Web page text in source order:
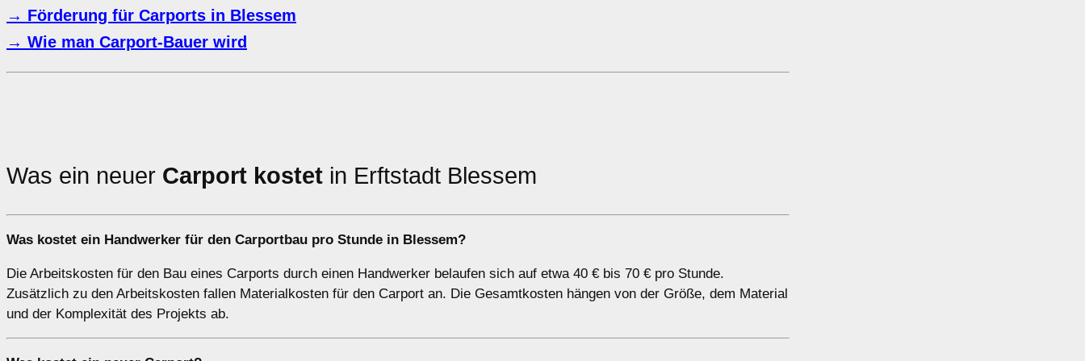
→ Förderung für Carports in Blessem
→ Wie man Carport-Bauer wird
Was ein neuer Carport kostet in Erftstadt Blessem
Was kostet ein Handwerker für den Carportbau pro Stunde in Blessem?
Die Arbeitskosten für den Bau eines Carports durch einen Handwerker belaufen sich auf etwa 40 € bis 70 € pro Stunde.
Zusätzlich zu den Arbeitskosten fallen Materialkosten für den Carport an. Die Gesamtkosten hängen von der Größe, dem Material
und der Komplexität des Projekts ab.